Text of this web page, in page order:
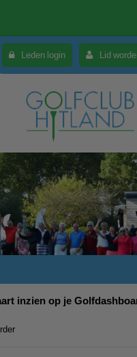
Leden login Lid
inzien op je